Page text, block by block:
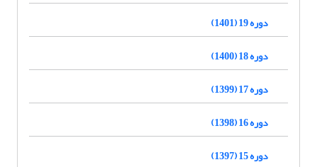
دوره 19 (1401)
دوره 18 (1400)
دوره 17 (1399)
دوره 16 (1398)
دوره 15 (1397)